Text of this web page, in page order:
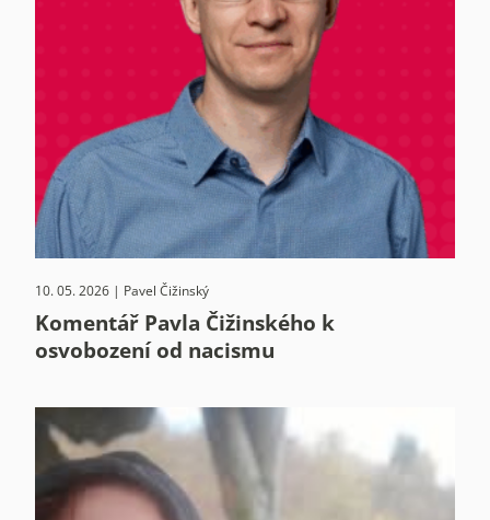
10. 05. 2026 | Pavel Čižinský
Komentář Pavla Čižinského k
osvobození od nacismu